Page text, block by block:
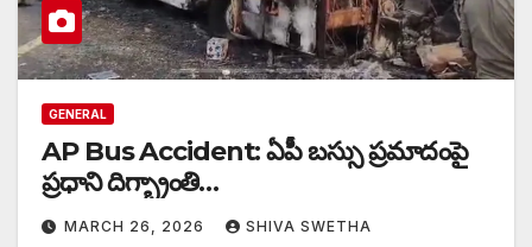
GENERAL
AP Bus Accident: ఏపీ బస్సు ప్రమాదంపై
ప్రధాని దిగ్భ్రాంతి…
MARCH 26, 2026 SHIVA SWETHA